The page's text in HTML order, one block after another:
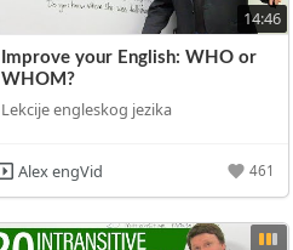
14:46
Improve your English: WHO or
WHOM?
Lekcije engleskog jezika
Alex engVid 461